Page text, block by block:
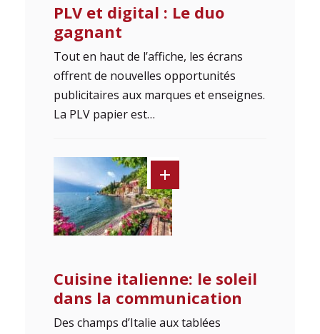
PLV et digital : Le duo
gagnant
Tout en haut de l’affiche, les écrans
offrent de nouvelles opportunités
publicitaires aux marques et enseignes.
La PLV papier est…
Cuisine italienne: le soleil
dans la communication
Des champs d’Italie aux tablées